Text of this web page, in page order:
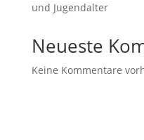
und Jugendalter
Neueste
Keine Kommentare